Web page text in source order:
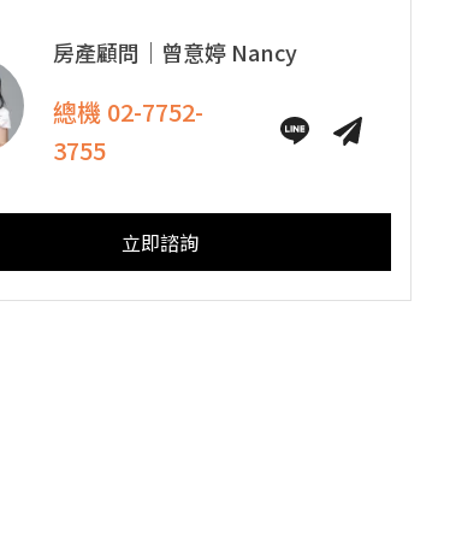
房產顧問｜ 曾意婷 Nancy
總機 02-7752-
3755
立即諮詢